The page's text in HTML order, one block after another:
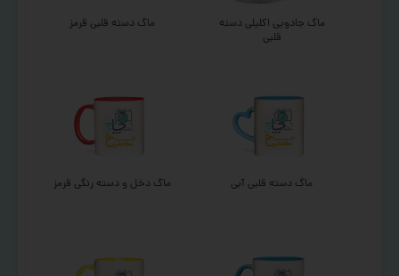
ماگ جادویی اکلیلی دسته
قلبی
ماگ دسته قلبی قرمز
ماگ دسته قلبی آبی ماگ دخل و دسته رنگی قرمز